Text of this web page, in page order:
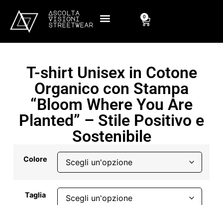
Ascolta
Visioni
streetwear
0
T-shirt Unisex in Cotone
Organico con Stampa
“Bloom Where You Are
Planted” – Stile Positivo e
Sostenibile
Colore
Taglia